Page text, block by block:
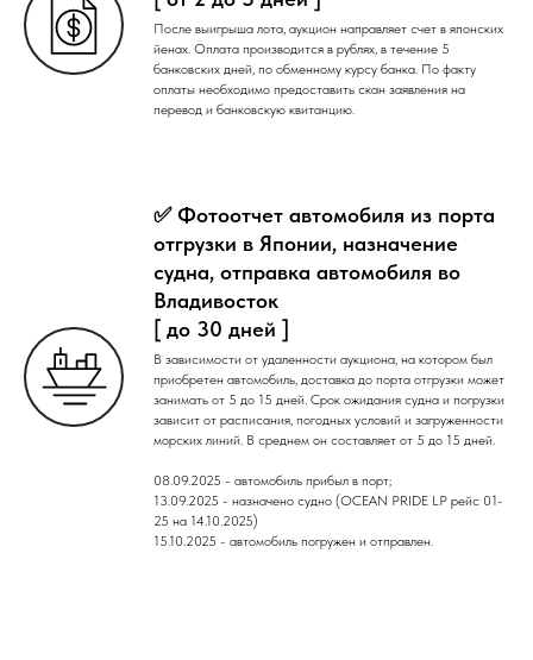
После выигрыша лота, аукцион направляет счет в японских
йенах. Оплата производится в рублях, в течение 5
банковских дней, по обменному курсу банка. По факту
оплаты необходимо предоставить скан заявления на
перевод и банковскую квитанцию.
✅ Фотоотчет автомобиля из порта
отгрузки в Японии, назначение
судна, отправка автомобиля во
Владивосток
[ до 30 дней ]
В зависимости от удаленности аукциона, на котором был
приобретен автомобиль, доставка до порта отгрузки может
занимать от 5 до 15 дней. Срок ожидания судна и погрузки
зависит от расписания, погодных условий и загруженности
морских линий. В среднем он составляет от 5 до 15 дней.
08.09.2025 - автомобиль прибыл в порт;
13.09.2025 - назначено судно (OCEAN PRIDE LP рейс 01-
25 на 14.10.2025)
15.10.2025 - автомобиль погружен и отправлен.